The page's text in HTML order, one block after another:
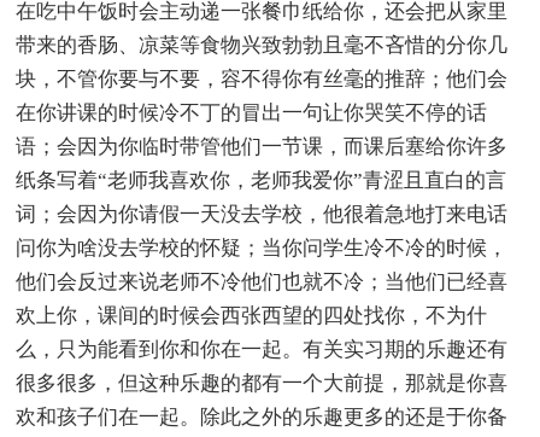
在吃中午饭时会主动递一张餐巾纸给你，还会把从家里
带来的香肠、凉菜等食物兴致勃勃且毫不吝惜的分你几
块，不管你要与不要，容不得你有丝毫的推辞；他们会
在你讲课的时候冷不丁的冒出一句让你哭笑不停的话
语；会因为你临时带管他们一节课，而课后塞给你许多
纸条写着“老师我喜欢你，老师我爱你”青涩且直白的言
词；会因为你请假一天没去学校，他很着急地打来电话
问你为啥没去学校的怀疑；当你问学生冷不冷的时候，
他们会反过来说老师不冷他们也就不冷；当他们已经喜
欢上你，课间的时候会西张西望的四处找你，不为什
么，只为能看到你和你在一起。有关实习期的乐趣还有
很多很多，但这种乐趣的都有一个大前提，那就是你喜
欢和孩子们在一起。除此之外的乐趣更多的还是于你备